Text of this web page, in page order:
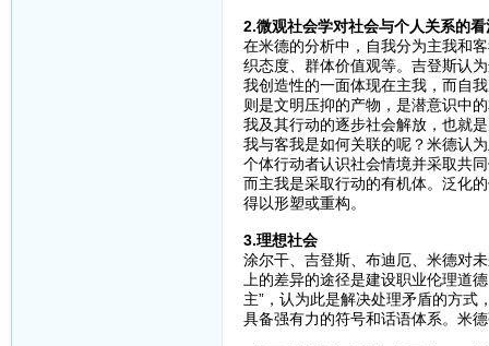
2.微观社会学对社会与个人关系的看
在米德的分析中，自我分为主我和
织态度、群体价值观等。吉登斯认
我创造性的一面体现在主我，而自
则是文明压抑的产物，是潜意识中
我及其行动的逐步社会解放，也就
我与客我是如何关联的呢？米德认
个体行动者认识社会情境并采取共
而主我是采取行动的有机体。泛化
得以形塑或重构。
3.理想社会
涂尔干、吉登斯、布迪厄、米德对
上的差异的途径是建设职业伦理道
主”，认为此是解决处理矛盾的方
具备强有力的符号和话语体系。米